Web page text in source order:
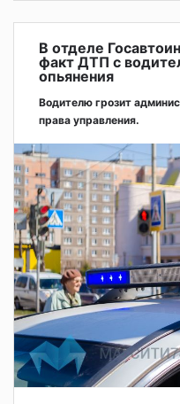
В отделе
факт ДТП с
опьянения
Водителю грозит
права управления.